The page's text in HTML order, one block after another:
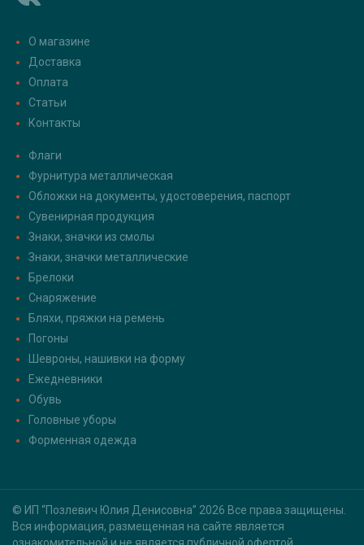
О магазине
Доставка
Оплата
Статьи
Контакты
Флаги
Фурнитура металлическая
Обложки на документы, удостоверения, паспорт
Сувенирная продукция
Знаки, значки из смолы
Знаки, значки металлические
Брелоки
Снаряжение
Бляхи, пряжки на ремень
Погоны
Шевроны, нашивки на форму
Ежедневники
Обувь
Головные уборы
Форменная одежда
© ИП “Позлевич Юлия Денисовна” 2026 Все права защищены.
Вся информация, размещенная на сайте является